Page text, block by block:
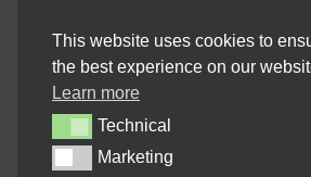
Maxxis MA-ST3 – Ausgewogener
für vielseitige Einsätze
Pirelli City Demon –
Alltag
Metzeler Perfect ME77 –
Straßenperformance
This website uses cookies to
the best experience on our
Learn more
TechnicalTechnical
MarketingMarketing